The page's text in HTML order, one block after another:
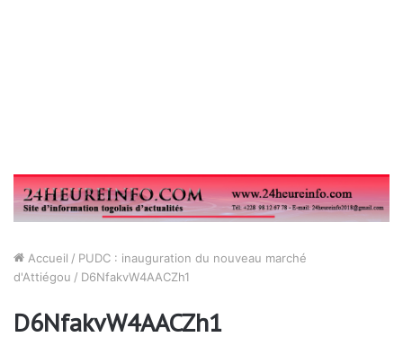
Accueil / PUDC : inauguration du nouveau marché
d'Attiégou / D6NfakvW4AACZh1
D6NfakvW4AACZh1